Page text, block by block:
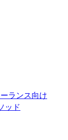
ランス向け
ッド